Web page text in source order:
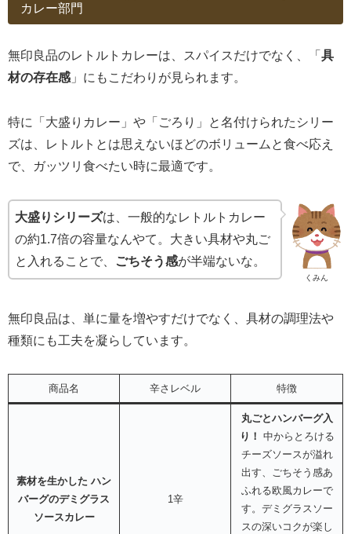
カレー部門
無印良品のレトルトカレーは、スパイスだけでなく、「 具
材の存在感 」にもこだわりが見られます。
特に「大盛りカレー」や「ごろり」と名付けられたシリー
ズは、レトルトとは思えないほどのボリュームと食べ応え
で、ガッツリ食べたい時に最適です。
くみん
大盛りシリーズは、一般的なレトルトカレー
の約1.7倍の容量なんやて。大きい具材や丸ご
と入れることで、
ごちそう感が半端ないな。
無印良品は、単に量を増やすだけでなく、具材の調理法や
種類にも工夫を凝らしています。
商品名 辛さレベル 特徴
素材を生かした ハン
バーグのデミグラス
ソースカレー
1辛
丸ごとハンバーグ入
り！ 中からとろける
チーズソースが溢れ
出す、ごちそう感あ
ふれる欧風カレーで
す。デミグラスソー
スの深いコクが楽し